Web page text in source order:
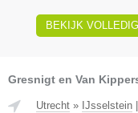
BEKIJK
Gresnigt en Van
Utrecht » IJsselstein